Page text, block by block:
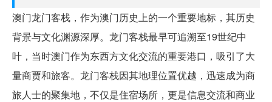
澳门龙门客栈，作为澳门历史上的一个重要地标，其历史
背景与文化渊源深厚。龙门客栈最早可追溯至19世纪中
叶，当时澳门作为东西方文化交流的重要港口，吸引了大
量商贾和旅客。龙门客栈因其地理位置优越，迅速成为商
旅人士的聚集地，不仅是住宿场所，更是信息交流和商业